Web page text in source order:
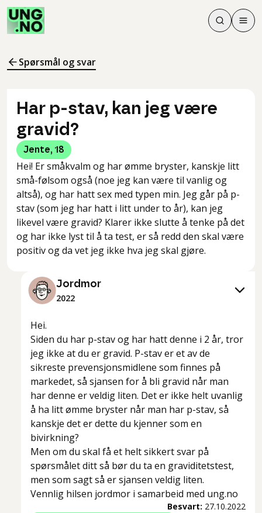
Søk
Søk
Meny
Spørsmål og svar
Har p-stav, kan jeg være
gravid?
Jente, 18
Hei! Er småkvalm og har ømme bryster, kanskje litt
små-følsom også (noe jeg kan være til vanlig og
altså), og har hatt sex med typen min. Jeg går på p-
stav (som jeg har hatt i litt under to år), kan jeg
likevel være gravid? Klarer ikke slutte å tenke på det
og har ikke lyst til å ta test, er så redd den skal være
positiv og da vet jeg ikke hva jeg skal gjøre.
Jordmor
2022
Hei.
Siden du har p-stav og har hatt denne i 2 år, tror
jeg ikke at du er gravid. P-stav er et av de
sikreste prevensjonsmidlene som finnes på
markedet, så sjansen for å bli gravid når man
har denne er veldig liten. Det er ikke helt uvanlig
å ha litt ømme bryster når man har p-stav, så
kanskje det er dette du kjenner som en
bivirkning?
Men om du skal få et helt sikkert svar på
spørsmålet ditt så bør du ta en graviditetstest,
men som sagt så er sjansen veldig liten.
Vennlig hilsen jordmor i samarbeid med ung.no
Besvart: 27.10.2022